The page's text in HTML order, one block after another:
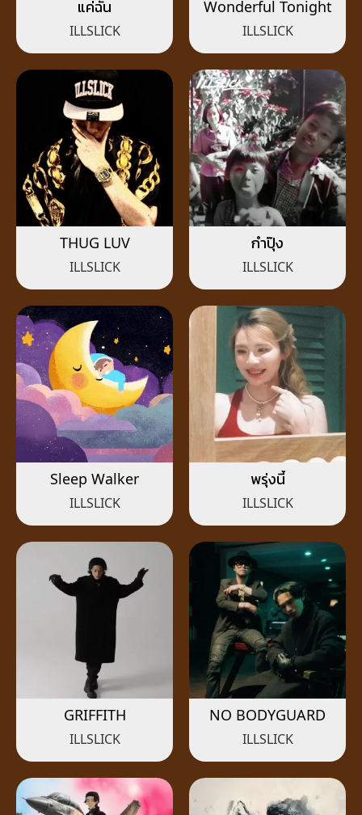
แค่ฉัน
ILLSLICK
Wonderful Tonight
ILLSLICK
THUG LUV
ILLSLICK
กำปุ๊ง
ILLSLICK
Sleep Walker
ILLSLICK
พรุ่งนี้
ILLSLICK
GRIFFITH
ILLSLICK
NO BODYGUARD
ILLSLICK